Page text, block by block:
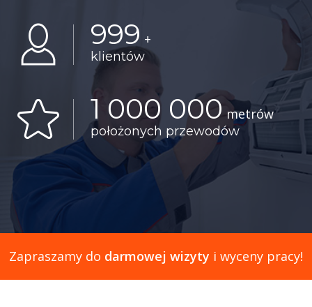
999 +
klientów
1 000 000 metrów
położonych przewodów
Zapraszamy do darmowej wizyty i wyceny pracy!